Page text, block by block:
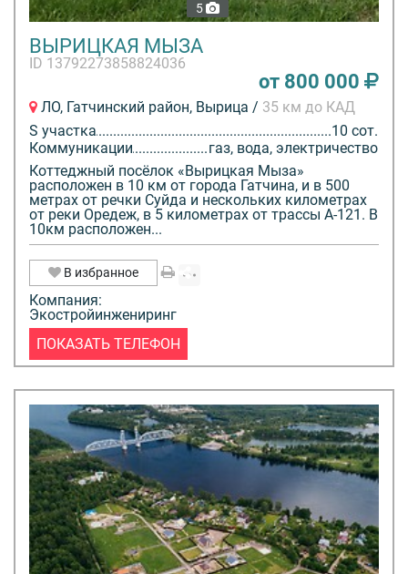
5
ВЫРИЦКАЯ МЫЗА
ID 13792273858824036
от 800 000
ЛО, Гатчинский район, Вырица / 35 км до КАД
S участка
10 сот.
Коммуникации
газ, вода, электричество
Коттеджный посёлок «Вырицкая Мыза»
расположен в 10 км от города Гатчина, и в 500
метрах от речки Суйда и нескольких километрах
от реки Оредеж, в 5 километрах от трассы А-121. В
10км расположен...
В избранное
Компания:
Экостройинжениринг
ПОКАЗАТЬ ТЕЛЕФОН